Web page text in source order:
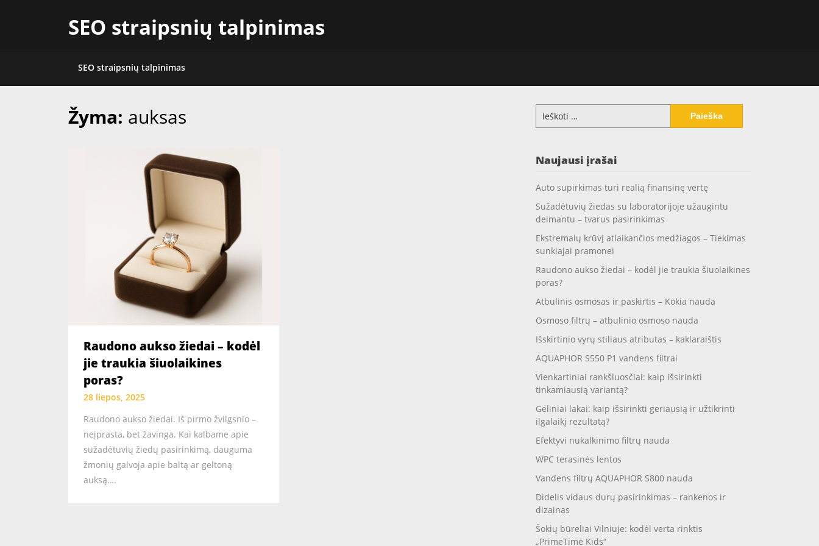
SEO straipsnių talpinimas
SEO straipsnių talpinimas
Žyma: auksas
Raudono aukso žiedai – kodėl
jie traukia šiuolaikines
poras?
28 liepos, 2025
Raudono aukso žiedai. Iš pirmo žvilgsnio –
neįprasta, bet žavinga. Kai kalbame apie
sužadėtuvių žiedų pasirinkimą, dauguma
žmonių galvoja apie baltą ar geltoną
auksą….
Ieškoti:
Naujausi įrašai
Auto supirkimas turi realią finansinę vertę
Sužadėtuvių žiedas su laboratorijoje užaugintu
deimantu – tvarus pasirinkimas
Ekstremalų krūvį atlaikančios medžiagos – Tiekimas
sunkiajai pramonei
Raudono aukso žiedai – kodėl jie traukia šiuolaikines
poras?
Atbulinis osmosas ir paskirtis – Kokia nauda
Osmoso filtrų – atbulinio osmoso nauda
Išskirtinio vyrų stiliaus atributas – kaklaraištis
AQUAPHOR S550 P1 vandens filtrai
Vienkartiniai rankšluosčiai: kaip išsirinkti
tinkamiausią variantą?
Geliniai lakai: kaip išsirinkti geriausią ir užtikrinti
ilgalaikį rezultatą?
Efektyvi nukalkinimo filtrų nauda
WPC terasinės lentos
Vandens filtrų AQUAPHOR S800 nauda
Didelis vidaus durų pasirinkimas – rankenos ir
dizainas
Šokių būreliai Vilniuje: kodėl verta rinktis
„PrimeTime Kids“